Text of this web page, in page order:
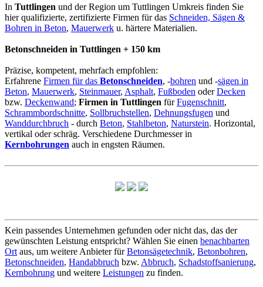
In Tuttlingen und der Region um Tuttlingen Umkreis finden Sie
hier qualifizierte, zertifizierte Firmen für das Schneiden, Sägen &
Bohren in Beton, Mauerwerk u. härtere Materialien.
Betonschneiden in Tuttlingen + 150 km
Präzise, kompetent, mehrfach empfohlen:
Erfahrene Firmen für das Betonschneiden, -bohren und -sägen in
Beton, Mauerwerk, Steinmauer, Asphalt, Fußboden oderDecken
bzw. Deckenwand; Firmen in Tuttlingen fürFugenschnitt,
Schrammbordschnitte, Sollbruchstellen, Dehnungsfugen und
Wanddurchbruch - durch Beton, Stahlbeton, Naturstein. Horizontal,
vertikal oder schräg. Verschiedene Durchmesser in
Kernbohrungen auch in engsten Räumen.
Kein passendes Unternehmen gefunden oder nicht das, das der
gewünschten Leistung entspricht? Wählen Sie einen benachbarten
Ort aus, um weitere Anbieter fürBetonsägetechnik, Betonbohren,
Betonschneiden, Handabbruch bzw. Abbruch, Schadstoffsanierung,
Kernbohrung und weitere Leistungen zu finden.